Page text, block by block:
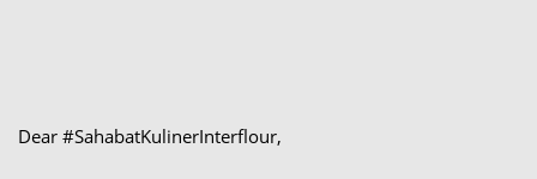
Dear #SahabatKulinerInterflour,